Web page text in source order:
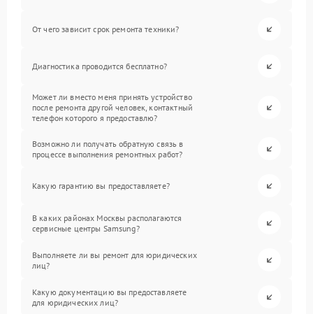
От чего зависит срок ремонта техники?
Диагностика проводится бесплатно?
Может ли вместо меня принять устройство
после ремонта другой человек, контактный
телефон которого я предоставлю?
Возможно ли получать обратную связь в
процессе выполнения ремонтных работ?
Какую гарантию вы предоставляете?
В каких районах Москвы располагаются
сервисные центры Samsung?
Выполняете ли вы ремонт для юридических
лиц?
Какую документацию вы предоставляете
для юридических лиц?